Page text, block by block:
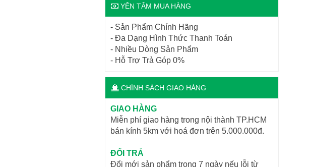
YÊN TÂM MUA HÀNG
- Sản Phẩm Chính Hãng
- Đa Dạng Hình Thức Thanh Toán
- Nhiều Dòng Sản Phẩm
- Hỗ Trợ Trả Góp 0%
CHÍNH SÁCH GIAO HÀNG
GIAO HÀNG
Miễn phí giao hàng trong nội thành TP.HCM
bán kính 5km với hoá đơn trên 5.000.000đ.
ĐỔI TRẢ
Đổi mới sản phẩm trong 7 ngày nếu lỗi từ